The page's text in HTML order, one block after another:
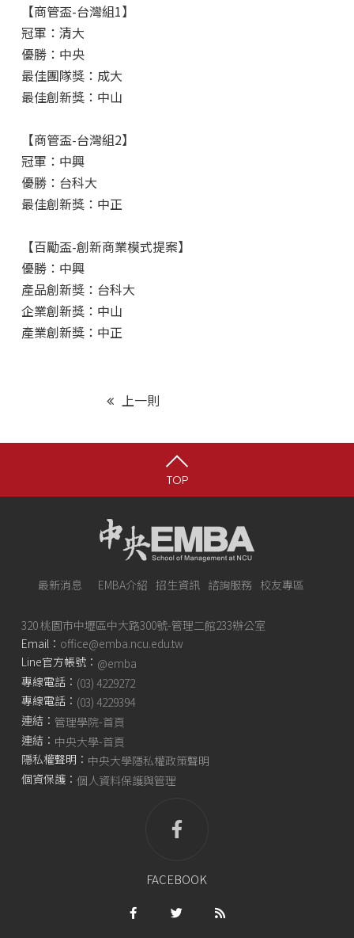
【商管盃-台灣組1】
冠軍：清大
優勝：中央
最佳團隊獎：成大
最佳創新獎：中山
【商管盃-台灣組2】
冠軍：中興
優勝：台科大
最佳創新獎：中正
【百勵盃-創新商業模式提案】
優勝：中興
產品創新獎：台科大
企業創新獎：中山
產業創新獎：中正
上一則
TOP
最新消息 EMBA介紹 招生資訊 諮詢服務 校友專區
320 桃園市中壢區中大路300號-管理二館233辦公室
Email： office@emba.ncu.edu.tw
Line官方帳號： @emba
專線電話： (03) 4229272
專線電話： (03) 4229394
連結： 管理學院-首頁
連結： 中央大學-首頁
隱私權聲明： 中央大學隱私權政策聲明
個資保護： 個人資料保護與管理
FACEBOOK